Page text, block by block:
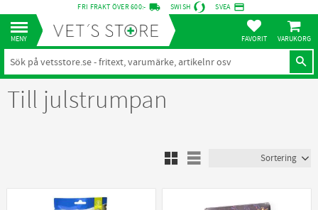
Meny
FRI FRAKT ÖVER 600:- local_shipping SWISH SVEA credit_card
FAVORITER
Till julstrumpan
Välj visningsvy